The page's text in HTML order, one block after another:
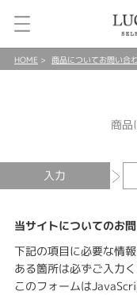
HOME 商品についてお問い合
商品
入力
当サイトについてのお
下記の項目に必要な情
ある箇所は必ずご入力く
このフォームは